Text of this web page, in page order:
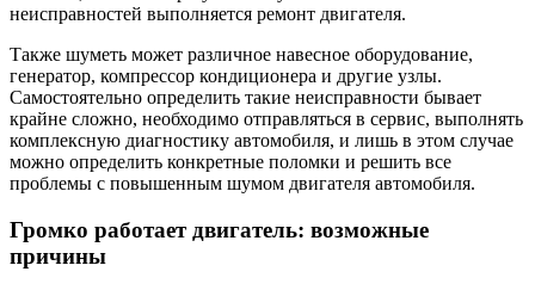
неисправностей выполняется ремонт двигателя.
Также шуметь может различное навесное оборудование,
генератор, компрессор кондиционера и другие узлы.
Самостоятельно определить такие неисправности бывает
крайне сложно, необходимо отправляться в сервис, выполнять
комплексную диагностику автомобиля, и лишь в этом случае
можно определить конкретные поломки и решить все
проблемы с повышенным шумом двигателя автомобиля.
Громко работает двигатель: возможные
причины